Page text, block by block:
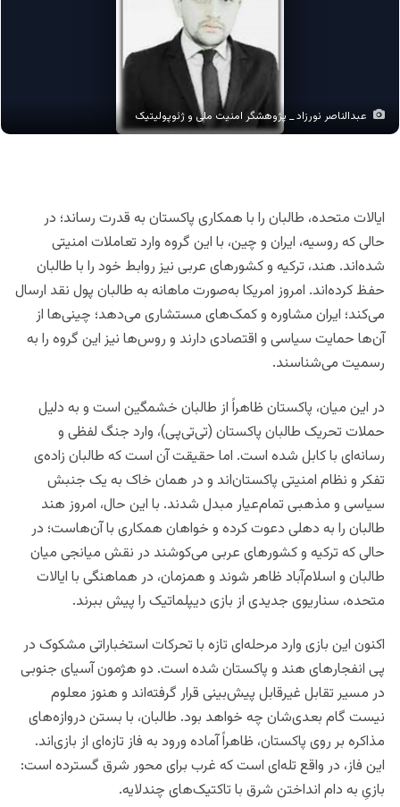
عبدالناصر نورزاد _ پژوهشگر امنیت ملی و ژئوپولیتیک
ایالات متحده، طالبان را با همکاری پاکستان به قدرت رساند؛ در
حالی که روسیه، ایران و چین، با این گروه وارد تعاملات امنیتی
شده‌اند. هند، ترکیه و کشورهای عربی نیز روابط خود را با طالبان
حفظ کرده‌اند. امروز امریکا به‌صورت ماهانه به طالبان پول نقد ارسال
می‌کند؛ ایران مشاوره و کمک‌های مستشاری می‌دهد؛ چینی‌ها از
آن‌ها حمایت سیاسی و اقتصادی دارند و روس‌ها نیز این گروه را به
رسمیت می‌شناسند.
در این میان، پاکستان ظاهراً از طالبان خشمگین است و به دلیل
حملات تحریک طالبان پاکستان (تی‌تی‌پی)، وارد جنگ لفظی و
رسانه‌ای با کابل شده است. اما حقیقت آن است که طالبان زاده‌ی
تفکر و نظام امنیتی پاکستان‌اند و در همان خاک به یک جنبش
سیاسی و مذهبی تمام‌عیار مبدل شدند. با این حال، امروز هند
طالبان را به دهلی دعوت کرده و خواهان همکاری با آن‌هاست؛ در
حالی که ترکیه و کشورهای عربی می‌کوشند در نقش میانجی میان
طالبان و اسلام‌آباد ظاهر شوند و همزمان، در هماهنگی با ایالات
متحده، سناریوی جدیدی از بازی دیپلماتیک را پیش ببرند.
اکنون این بازی وارد مرحله‌ای تازه با تحرکات استخباراتی مشکوک در
پی انفجارهای هند و پاکستان شده است. دو هژمون آسیای جنوبی
در مسیر تقابل غیرقابل پیش‌بینی قرار گرفته‌اند و هنوز معلوم
نیست گام بعدی‌شان چه خواهد بود. طالبان، با بستن دروازه‌های
مذاکره بر روی پاکستان، ظاهراً آماده ورود به فاز تازه‌ای از بازی‌اند.
این فاز، در واقع تله‌ای است که غرب برای محور شرق گسترده است:
بازیِ به دام انداختن شرق با تاکتیک‌های چندلایه.